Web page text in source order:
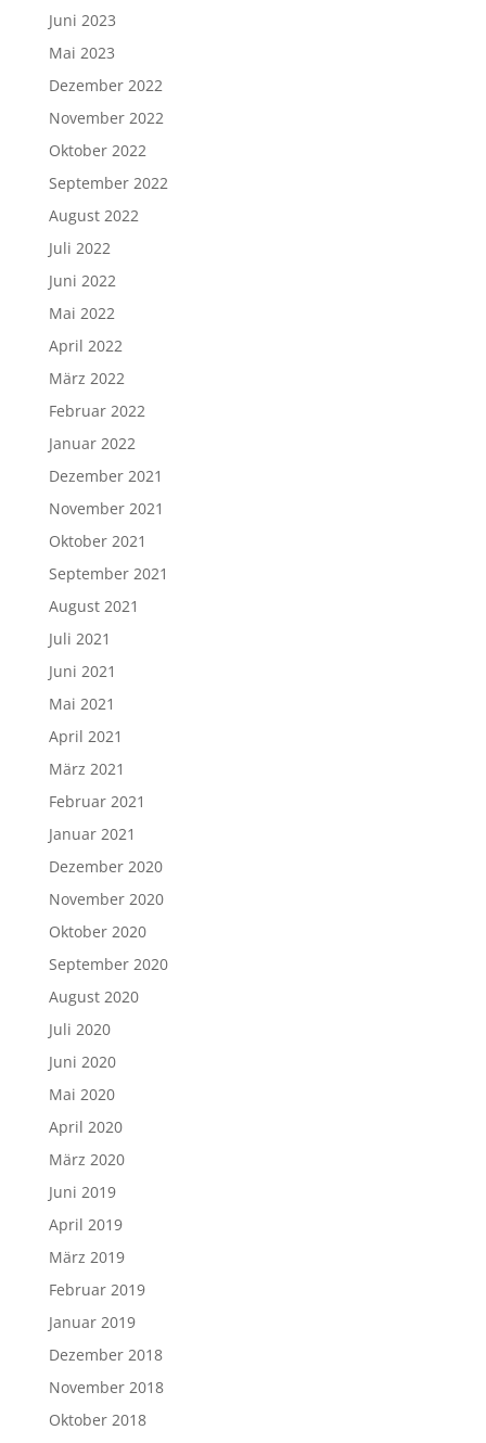
Juni 2023
Mai 2023
Dezember 2022
November 2022
Oktober 2022
September 2022
August 2022
Juli 2022
Juni 2022
Mai 2022
April 2022
März 2022
Februar 2022
Januar 2022
Dezember 2021
November 2021
Oktober 2021
September 2021
August 2021
Juli 2021
Juni 2021
Mai 2021
April 2021
März 2021
Februar 2021
Januar 2021
Dezember 2020
November 2020
Oktober 2020
September 2020
August 2020
Juli 2020
Juni 2020
Mai 2020
April 2020
März 2020
Juni 2019
April 2019
März 2019
Februar 2019
Januar 2019
Dezember 2018
November 2018
Oktober 2018